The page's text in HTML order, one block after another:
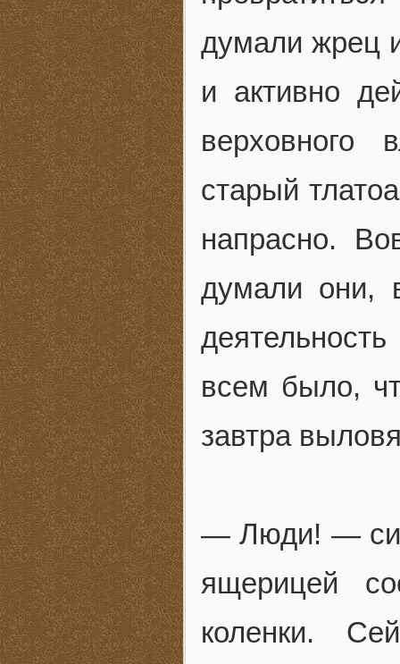
думали жрец
и активно
верховного
старый
напрасно.
думали они,
всем было,
завтра
— Люди! —
ящерицей
коленки.